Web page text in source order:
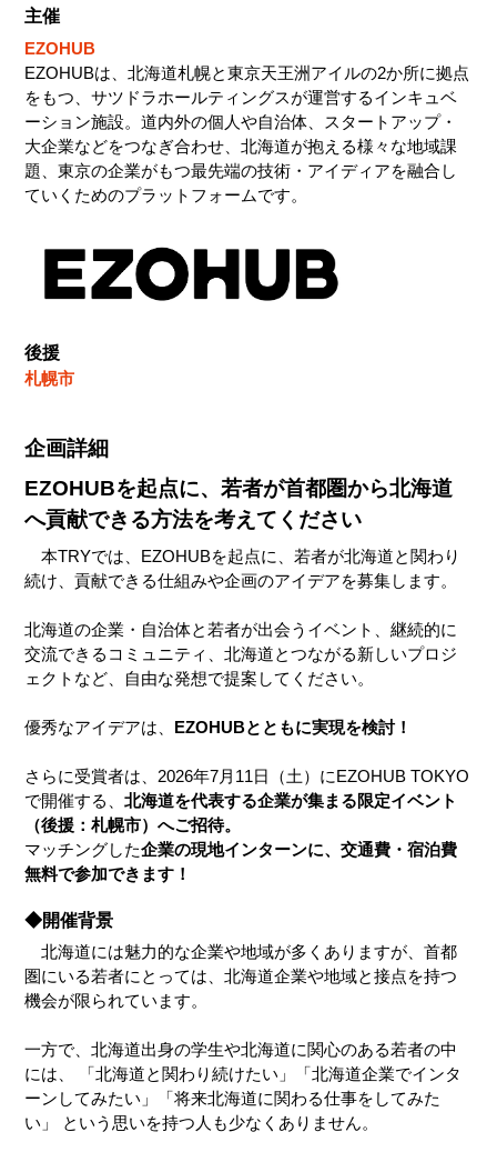
16位
¥5,000
17 位
¥5,000
18
¥5,000
19
¥5,000
20位
¥5,000
主催
EZOHUB
EZOHUBは、北海道札幌と東京天王洲アイルの2か所に拠点
をもつ、サツドラホールティングスが運営するインキュベ
ーション施設。道内外の個人や自治体、スタートアップ・
大企業などをつなぎ合わせ、北海道が抱える様々な地域課
題、東京の企業がもつ最先端の技術・アイディアを融合し
ていくためのプラットフォームです。
後援
札幌市
企画詳細
EZOHUBを起点に、若者が首都圏から北海道
へ貢献できる方法を考えてください
本TRYでは、EZOHUBを起点に、若者が北海道と関わり
続け、貢献できる仕組みや企画のアイデアを募集します。
北海道の企業・自治体と若者が出会うイベント、継続的に
交流できるコミュニティ、北海道とつながる新しいプロジ
ェクトなど、自由な発想で提案してください。
優秀なアイデアは、 EZOHUBとともに実現を検討！
さらに受賞者は、2026年7月11日（土）にEZOHUB TOKYO
で開催する、北海道を代表する企業が集まる限定イベント
（後援：札幌市）へご招待。
マッチングした企業の現地インターンに、交通費・宿泊費
無料で参加できます！
◆開催背景
北海道には魅力的な企業や地域が多くありますが、首都
圏にいる若者にとっては、北海道企業や地域と接点を持つ
機会が限られています。
一方で、北海道出身の学生や北海道に関心のある若者の中
には、 「北海道と関わり続けたい」「北海道企業でインタ
ーンしてみたい」「将来北海道に関わる仕事をしてみた
い」 という思いを持つ人も少なくありません。